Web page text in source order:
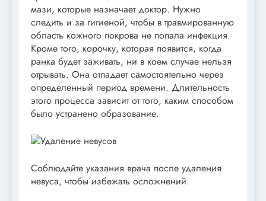
мази, которые назначает доктор. Нужно
следить и за гигиеной, чтобы в травмированную
область кожного покрова не попала инфекция.
Кроме того, корочку, которая появится, когда
ранка будет заживать, ни в коем случае нельзя
отрывать. Она отпадает самостоятельно через
определенный период времени. Длительность
этого процесса зависит от того, каким способом
было устранено образование.
Соблюдайте указания врача после удаления
невуса, чтобы избежать осложнений.